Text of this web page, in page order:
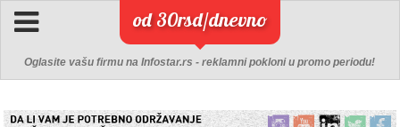
od 30rsd/dnevno
Oglasite vašu firmu na Infostar.rs - reklamni pokloni u promo periodu!